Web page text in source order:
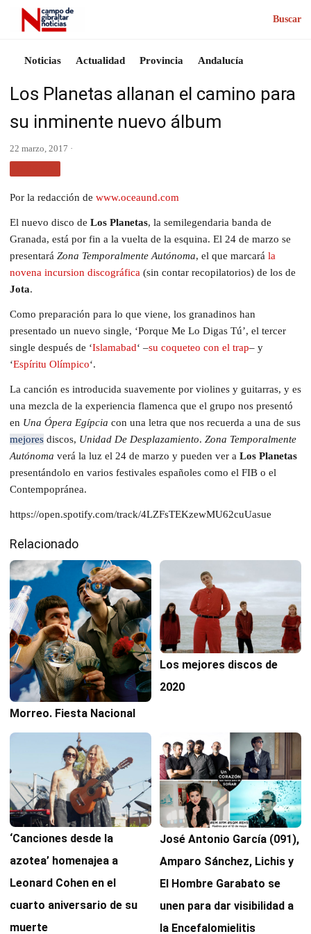
Buscar
Noticias Actualidad Provincia Andalucía
Los Planetas allanan el camino para
su inminente nuevo álbum
22 marzo, 2017 ·
Por la redacción de www.oceaund.com
El nuevo disco de Los Planetas, la semilegendaria banda de
Granada, está por fin a la vuelta de la esquina. El 24 de marzo se
presentará Zona Temporalmente Autónoma, el que marcará la
novena incursion discográfica (sin contar recopilatorios) de los de
Jota.
Como preparación para lo que viene, los granadinos han
presentado un nuevo single, ‘Porque Me Lo Digas Tú’, el tercer
single después de ‘Islamabad‘ –su coqueteo con el trap– y
‘Espíritu Olímpico‘.
La canción es introducida suavemente por violines y guitarras, y es
una mezcla de la experiencia flamenca que el grupo nos presentó
en Una Ópera Egípcia con una letra que nos recuerda a una de sus
mejores discos, Unidad De Desplazamiento. Zona Temporalmente
Autónoma verá la luz el 24 de marzo y pueden ver a Los Planetas
presentándolo en varios festivales españoles como el FIB o el
Contempopránea.
https://open.spotify.com/track/4LZFsTEKzewMU62cuUasue
Relacionado
Morreo. Fiesta Nacional
Los mejores discos de
2020
‘Canciones desde la
azotea’ homenajea a
Leonard Cohen en el
cuarto aniversario de su
muerte
José Antonio García (091),
Amparo Sánchez, Lichis y
El Hombre Garabato se
unen para dar visibilidad a
la Encefalomielitis